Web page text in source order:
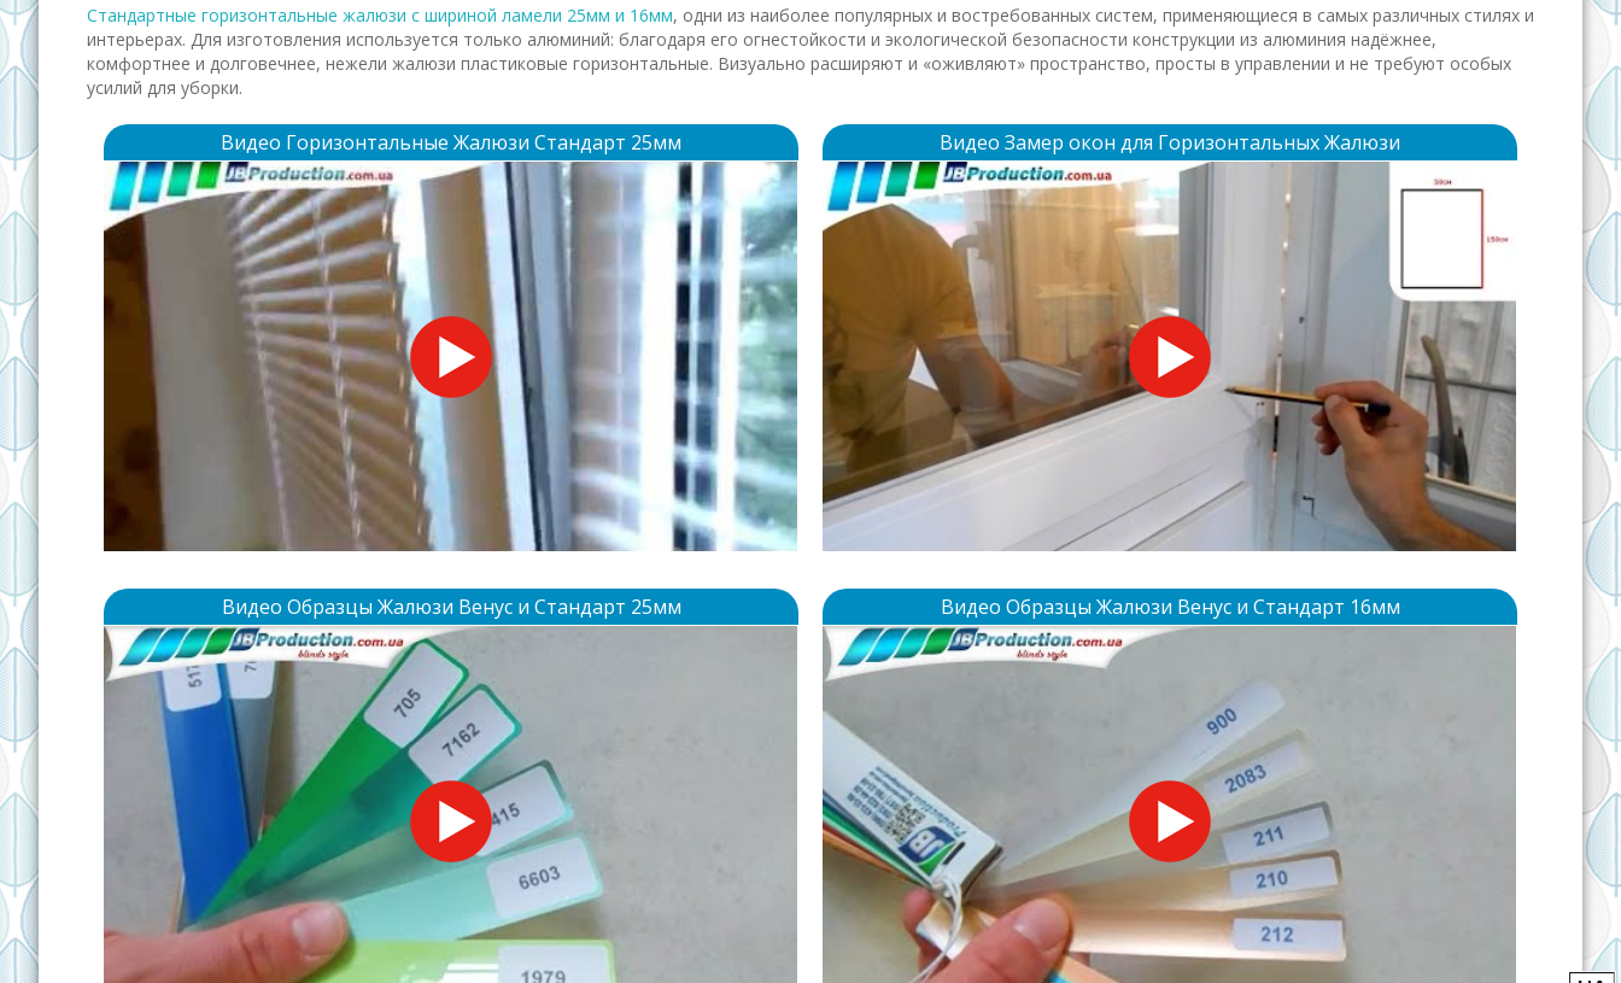
Стандартные горизонтальные жалюзи с шириной ламели 25мм и 16мм, одни из наиболее популярных и востребованных систем, применяющиеся в самых различных стилях и
интерьерах. Для изготовления используется только алюминий: благодаря его огнестойкости и экологической безопасности конструкции из алюминия надёжнее,
комфортнее и долговечнее, нежели жалюзи пластиковые горизонтальные. Визуально расширяют и «оживляют» пространство, просты в управлении и не требуют особых
усилий для уборки.
Видео Горизонтальные Жалюзи Стандарт 25мм Видео Замер окон для Горизонтальных Жалюзи
Видео Образцы Жалюзи Венус и Стандарт 25мм Видео Образцы Жалюзи Венус и Стандарт 16мм